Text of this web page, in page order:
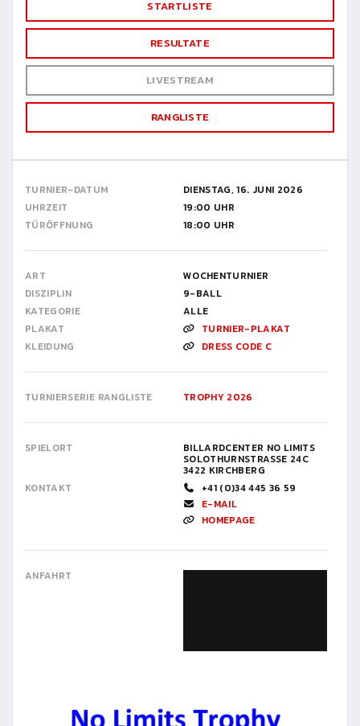
STARTLISTE
RESULTATE
LIVESTREAM
RANGLISTE
TURNIER-DATUM
DIENSTAG, 16. JUNI 2026
UHRZEIT
19:00 UHR
TÜRÖFFNUNG
18:00 UHR
ART
WOCHENTURNIER
DISZIPLIN
9-BALL
KATEGORIE
ALLE
PLAKAT
TURNIER-PLAKAT
KLEIDUNG
DRESS CODE C
TURNIERSERIE RANGLISTE TROPHY 2026
SPIELORT BILLARDCENTER NO LIMITS
SOLOTHURNSTRASSE 24C
3422 KIRCHBERG
KONTAKT
+41 (0)34 445 36 59
E-MAIL
HOMEPAGE
ANFAHRT